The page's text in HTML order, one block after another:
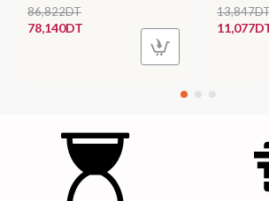
78,140DT
86,822DT